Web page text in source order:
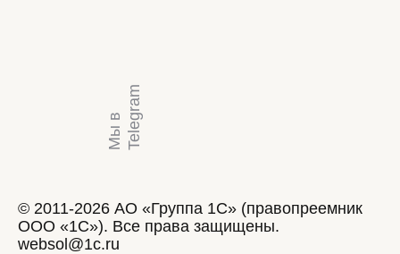
М
ы
в
T
e
l
e
g
r
a m
© 2011-2026 АО «Группа 1С» (правопреемник
ООО «1С»). Все права защищены.
websol@1c.ru